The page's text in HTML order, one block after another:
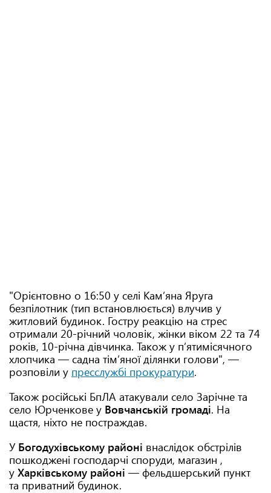
"Орієнтовно о 16:50 у селі Кам’яна Яруга
безпілотник (тип встановлюється) влучив у
житловий будинок. Гостру реакцію на стрес
отримали 20-річний чоловік, жінки віком 22 та 74
років, 10-річна дівчинка. Також у п’ятимісячного
хлопчика — садна тім’яної ділянки голови", —
розповіли у пресслужбі прокуратури.
Також російські БпЛА атакували село Зарічне та
село Юрченкове у Вовчанській громаді. На
щастя, ніхто не постраждав.
У Богодухівському районі внаслідок обстрілів
пошкоджені господарчі споруди, магазин ,
у Харківському районі — фельдшерський пункт
та приватний будинок.